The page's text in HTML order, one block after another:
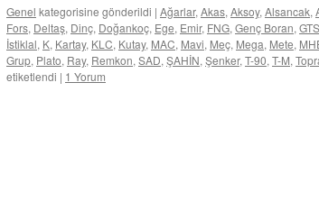
Genel kategorisine gönderildi | Ağarlar, Akas, Aksoy, Alsancak,
Fors, Deltaş, Dinç, Doğankoç, Ege, Emir, FNG, Genç Boran, GTS
İstiklal, K, Kartay, KLC, Kutay, MAC, Mavi, Meç, Mega, Mete,
Grup, Plato, Ray, Remkon, SAD, ŞAHİN, Şenker, T-90, T-M,
etiketlendi | 1 Yorum